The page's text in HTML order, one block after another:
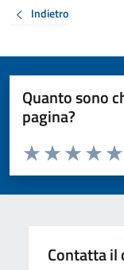
Indietro
Quanto sono
pagina?
Valuta da 1 a 5 stelle
Valuta
Valuta 3
Valuta 2 stelle
Valuta 1 stelle su 5
Contatta il